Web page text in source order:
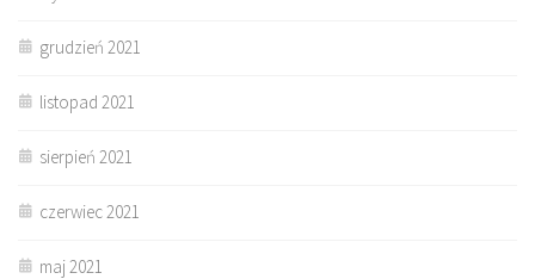
grudzień 2021
listopad 2021
sierpień 2021
czerwiec 2021
maj 2021